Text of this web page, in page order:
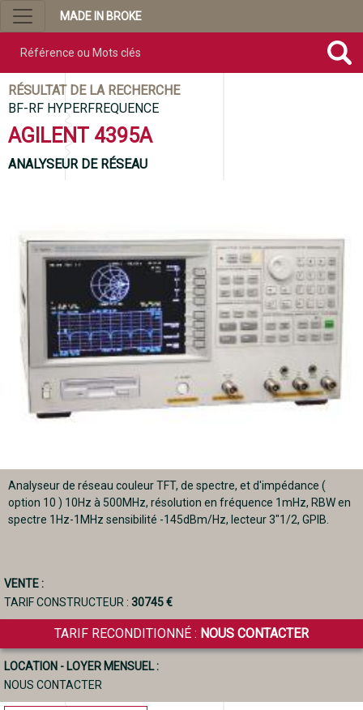
MADE IN BROKE
RÉSULTAT DE LA RECHERCHE
BF-RF HYPERFREQUENCE
AGILENT 4395A
ANALYSEUR DE RÉSEAU
Analyseur de réseau couleur TFT, de spectre, et d'impédance (
option 10 ) 10Hz à 500MHz, résolution en fréquence 1mHz, RBW en
spectre 1Hz-1MHz sensibilité -145dBm/Hz, lecteur 3"1/2, GPIB.
VENTE :
TARIF CONSTRUCTEUR : 30745 €
TARIF RECONDITIONNÉ : NOUS CONTACTER
LOCATION - LOYER MENSUEL :
NOUS CONTACTER